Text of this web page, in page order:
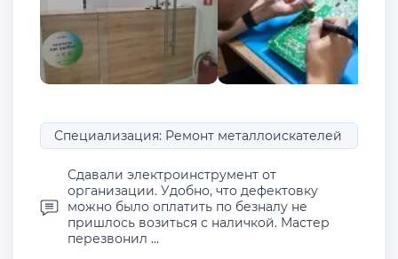
Специализация: Ремонт металлоискателей
Сдавали электроинструмент от
организации. Удобно, что дефектовку
можно было оплатить по безналу не
пришлось возиться с наличкой. Мастер
перезвонил ...